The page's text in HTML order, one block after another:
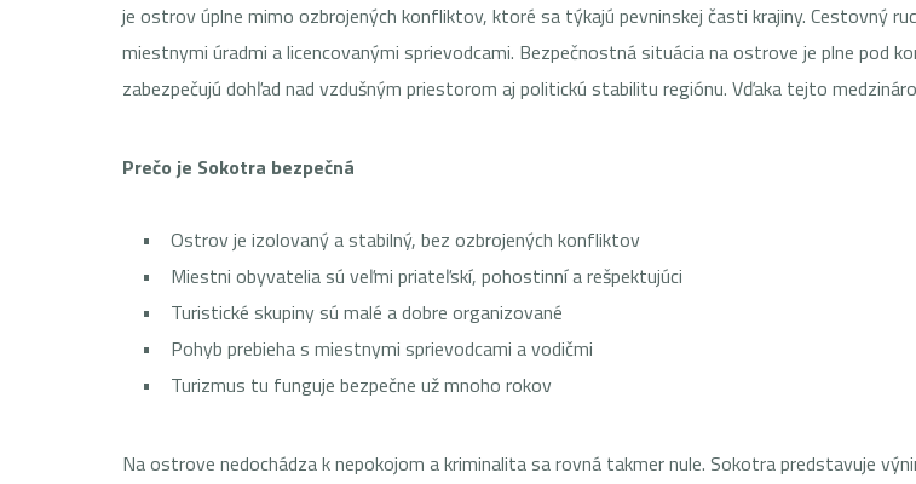
je ostrov úplne mimo ozbrojených konfliktov, ktoré sa týkajú pevninskej časti krajiny. Cestovný
miestnymi úradmi a licencovanými sprievodcami. Bezpečnostná situácia na ostrove je plne pod
zabezpečujú dohľad nad vzdušným priestorom aj politickú stabilitu regiónu. Vďaka tejto
Prečo je Sokotra bezpečná
• Ostrov je izolovaný a stabilný, bez ozbrojených konfliktov
• Miestni obyvatelia sú veľmi priateľskí, pohostinní a rešpektujúci
• Turistické skupiny sú malé a dobre organizované
• Pohyb prebieha s miestnymi sprievodcami a vodičmi
• Turizmus tu funguje bezpečne už mnoho rokov
Na ostrove nedochádza k nepokojom a kriminalita sa rovná takmer nule. Sokotra predstavuje